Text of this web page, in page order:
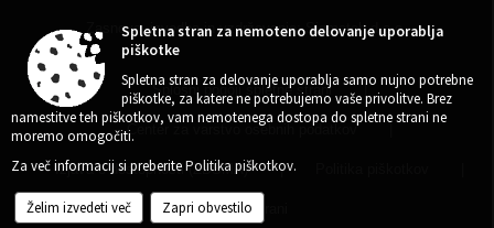
Zasnova, izvedba in vzdrževanje: Sigmateh d.o.o.
Splošni pogoji spletne strani |
Center za varstvo osebnih podatkov |
Izjava o dostopnosti (ZDSMA) |
Kazalo strani
Spletna stran za nemoteno delovanje uporablja
piškotke
Spletna stran za delovanje uporablja samo nujno potrebne
piškotke, za katere ne potrebujemo vaše privolitve. Brez
namestitve teh piškotkov, vam nemotenega dostopa do spletne strani ne
moremo omogočiti.
Za več informacij si preberitePolitika piškotkov.
Želim izvedeti več Zapri obvestilo